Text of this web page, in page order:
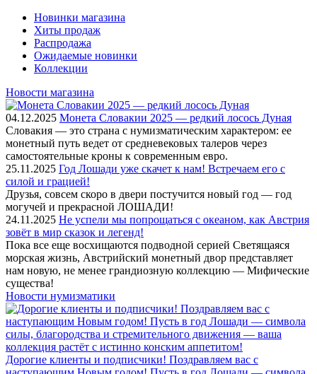
Новинки магазина
Хиты продаж
Распродажа
Ожидаемые новинки
Коллекции
Новости магазина
04.12.2025 Монета Словакии 2025 — редкий лосось Дуная
Словакия — это страна с нумизматическим характером: ее
монетный путь ведет от средневековых талеров через
самостоятельные кроны к современным евро.
25.11.2025 Год Лошади уже скачет к нам! Встречаем его с
силой и грацией!
Друзья, совсем скоро в двери постучится новый год — год
могучей и прекрасной ЛОШАДИ!
24.11.2025 Не успели мы попрощаться с океаном, как Австрия
зовёт в мир сказок и легенд!
Пока все еще восхищаются подводной серией Светящаяся
морская жизнь, Австрийский монетный двор представляет
нам новую, не менее грандиозную коллекцию — Мифические
существа!
Новости нумизматики
Дорогие клиенты и подписчики! Поздравляем вас с